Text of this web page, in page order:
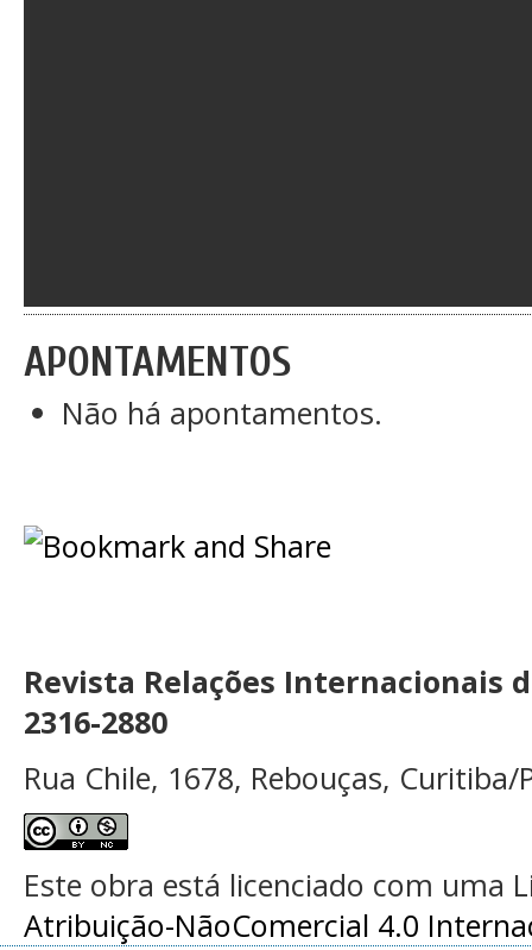
APONTAMENTOS
Não há apontamentos.
Revista Relações Internacionais
2316-2880
Rua Chile, 1678, Rebouças, Curitiba/
Este obra está licenciado com uma
Atribuição-NãoComercial 4.0